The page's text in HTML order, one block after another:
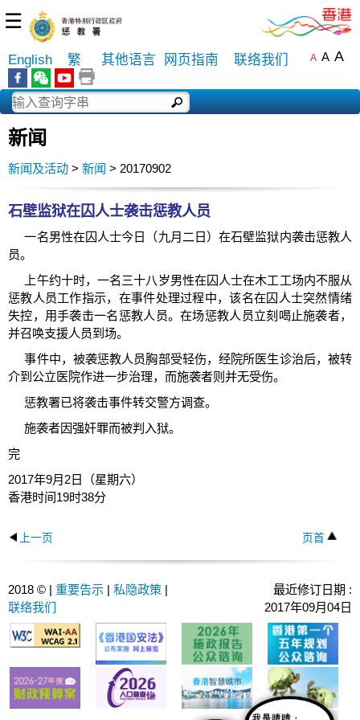
☰
English 繁 其他语言 网页指南 联络我们 A A A
新闻
新闻及活动 > 新闻 > 20170902
石壁监狱在囚人士袭击惩教人员
一名男性在囚人士今日（九月二日）在石壁监狱内袭击惩教人
员。
上午约十时，一名三十八岁男性在囚人士在木工工场内不服从
惩教人员工作指示，在事件处理过程中，该名在囚人士突然情绪
失控，用手袭击一名惩教人员。在场惩教人员立刻喝止施袭者，
并召唤支援人员到场。
事件中，被袭惩教人员胸部受轻伤，经院所医生诊治后，被转
介到公立医院作进一步治理，而施袭者则并无受伤。
惩教署已将袭击事件转交警方调查。
施袭者因强奸罪而被判入狱。
完
2017年9月2日（星期六）
香港时间19时38分
上一页 页首
2018 © | 重要告示 | 私隐政策 |
联络我们
最近修订日期 :
2017年09月04日